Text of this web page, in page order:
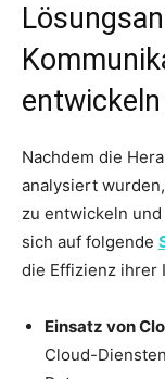
entwickeln
Nachdem die
analysiert
zu entwickeln
sich auf folgende
die Effizienz ihrer
Einsatz von
Cloud-